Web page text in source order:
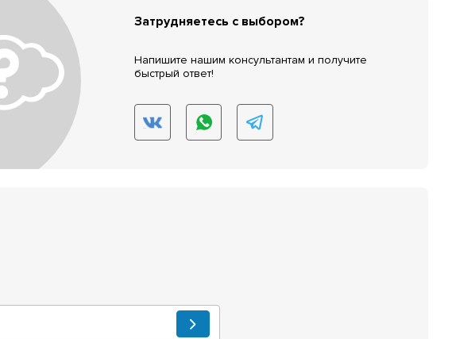
Затрудняетесь с выбором?
Напишите нашим консультантам и получите
быстрый ответ!